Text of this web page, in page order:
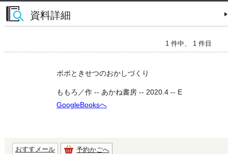
資料詳細
1 件中、 1 件目
ポポときせつのおかしづくり
ももろ／作 -- あかね書房 -- 2020.4 -- E
GoogleBooksへ
おすすメール 予約かごへ